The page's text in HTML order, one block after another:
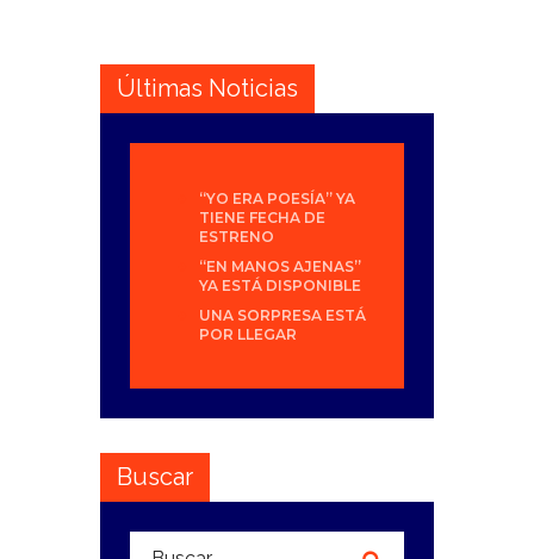
Últimas Noticias
“YO ERA POESÍA” YA
TIENE FECHA DE
ESTRENO
“EN MANOS AJENAS”
YA ESTÁ DISPONIBLE
UNA SORPRESA ESTÁ
POR LLEGAR
Buscar
Buscar: